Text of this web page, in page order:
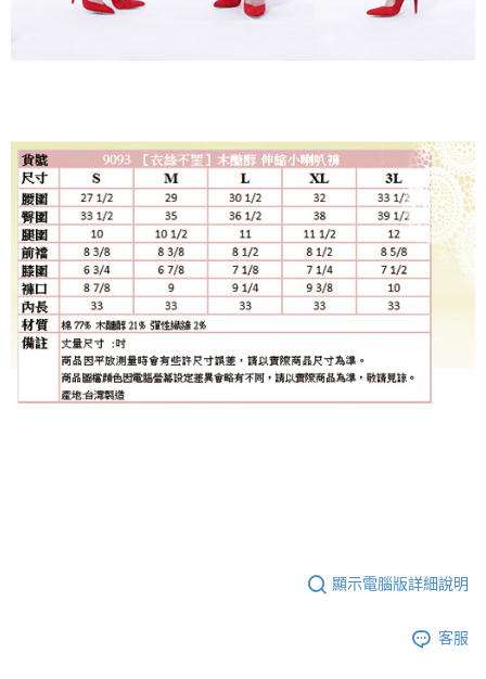
顯示電腦版詳細說明
客服